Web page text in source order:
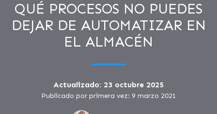
QUÉ PROCESOS NO PUEDES
DEJAR DE AUTOMATIZAR EN
EL ALMACÉN
Actualizado: 23 octubre 2025
Publicado por primera vez: 9 marzo 2021